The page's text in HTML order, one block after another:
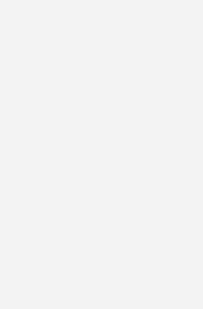
diesem IWES-Projekt
Leistungskurve
Turbine gemäß dieser
„Im Erfolgsfall
im Bereich
und Ertrag“,
Programmierer
und Steuerungsdaten
einer nahen Wetterstation
gewöhnliche